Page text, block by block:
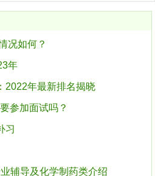
况如何？
年
2022年最新排名揭晓
参加面试吗？
习
辅导及化学制药类介绍